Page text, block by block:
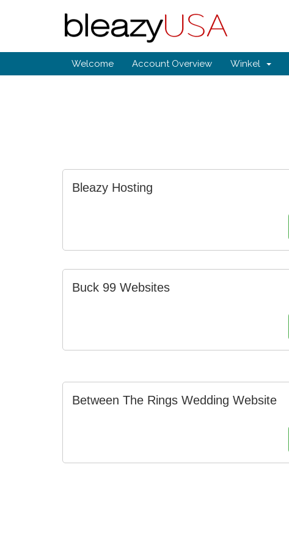
Welcome Account Overview Winkel
Bleazy Hosting
Buck 99 Websites
Between The Rings Wedding Website